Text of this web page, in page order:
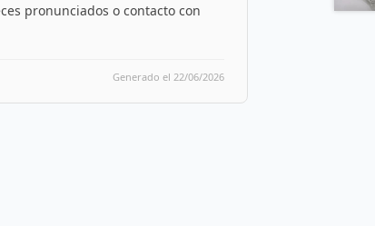
pronunciados o contacto con
Generado el 22/06/2026